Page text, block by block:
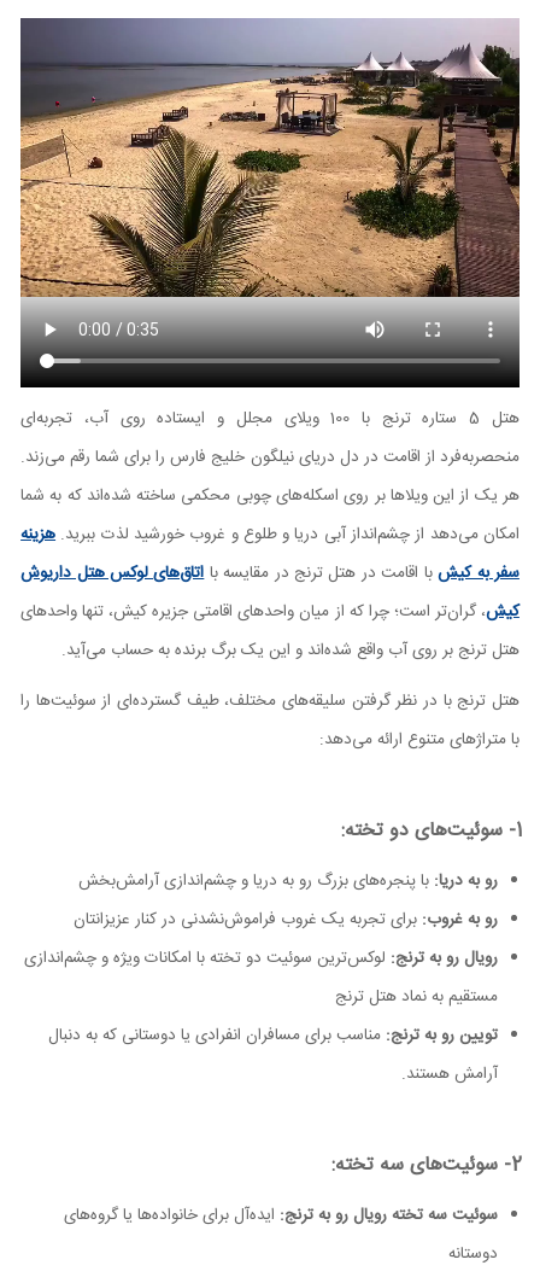
هتل 5 ستاره ترنج با 100 ویلای مجلل و ایستاده روی آب، تجربه‌ای
منحصربه‌فرد از اقامت در دل دریای نیلگون خلیج فارس را برای شما رقم می‌زند.
هر یک از این ویلاها بر روی اسکله‌های چوبی محکمی ساخته شده‌اند که به شما
امکان می‌دهد از چشم‌انداز آبی دریا و طلوع و غروب خورشید لذت ببرید. هزینه
سفر به کیشبا اقامت در هتل ترنج در مقایسه بااتاق‌های لوکس هتل داریوش
کیش، گران‌تر است؛ چرا که از میان واحدهای اقامتی جزیره کیش، تنها واحدهای
هتل ترنج بر روی آب واقع شده‌اند و این یک برگ برنده به حساب می‌آید.
هتل ترنج با در نظر گرفتن سلیقه‌های مختلف، طیف گسترده‌ای از سوئیت‌ها را
با متراژهای متنوع ارائه می‌دهد:
1- سوئیت‌های دو تخته:
رو به دریا: با پنجره‌های بزرگ رو به دریا و چشم‌اندازی آرامش‌بخش
رو به غروب: برای تجربه یک غروب فراموش‌نشدنی در کنار عزیزانتان
رویال رو به ترنج: لوکس‌ترین سوئیت دو تخته با امکانات ویژه و چشم‌اندازی
مستقیم به نماد هتل ترنج
تویین رو به ترنج: مناسب برای مسافران انفرادی یا دوستانی که به دنبال
آرامش هستند.
2- سوئیت‌های سه تخته:
سوئیت سه تخته رویال رو به ترنج: ایده‌آل برای خانواده‌ها یا گروه‌های
دوستانه